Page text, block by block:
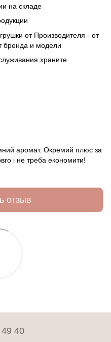
на складе
от Производителя - от
бренда и модели
храните
аромат. Окремий плюс за
і не треба економити!
отзыв
40